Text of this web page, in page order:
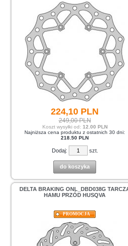
224,10 PLN
249,00 PLN
Koszt wysyłki od: 12.00 PLN
Najniższa cena produktu z ostatnich 30 dni:
218.50 PLN
Dodaj: szt.
do koszyka
DELTA BRAKING ONL_DBD038G
HAMU PRZÓD HUSQVA
PROMOCJA